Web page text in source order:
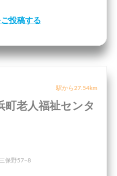
投稿する
駅から27.54km
町老人福祉センタ
保野57−8